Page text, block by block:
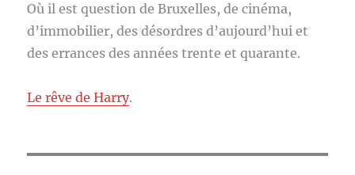
Où il est question de Bruxelles, de cinéma,
d’immobilier, des désordres d’aujourd’hui et
des errances des années trente et quarante.
Le rêve de Harry.